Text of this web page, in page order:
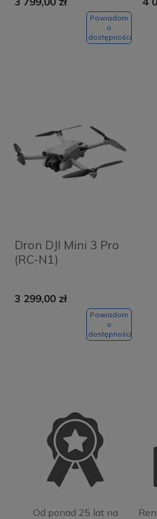
Powiadom
o
dostępności
Dron DJI Mini 3 Pro
(RC-N1)
3 299,00 zł
Powiadom
o
dostępności
Od ponad 25 lat na